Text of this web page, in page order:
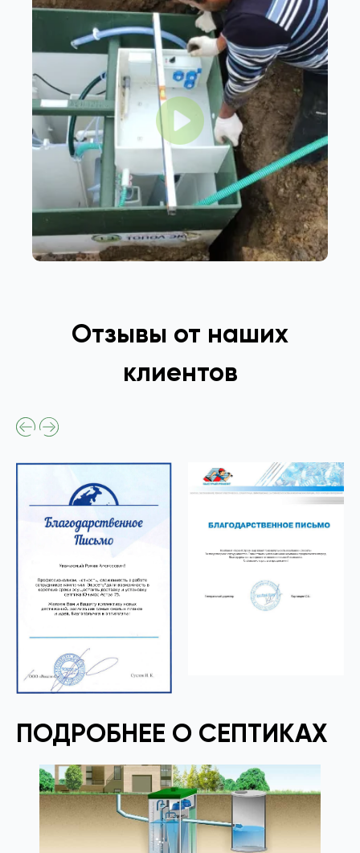
Отзывы от наших
клиентов
ПОДРОБНЕЕ О СЕПТИКАХ